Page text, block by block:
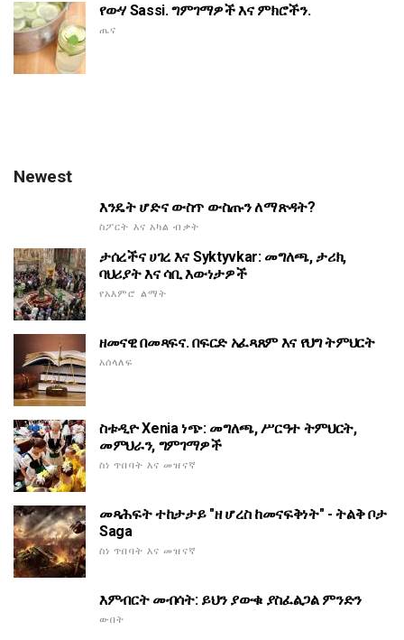
የውሃ Sassi. ግምገማዎች እና ምክሮችን.
ጤና
Newest
እንዴት ሆድና ውስጥ ውስጡን ለማጽዳት?
ስፖርት እና አካል ብቃት
ታሰረችና ሀገረ እና Syktyvkar: መግለጫ, ታሪክ,
ባህሪያት እና ሳቢ እውነታዎች
የአእምሮ ልማት
ዘመናዊ በመጻፍና. በፍርድ አፈጻጸም እና የህግ ትምህርት
አሰላለፍ
ስቱዲዮ Xenia ነጭ: መግለጫ, ሥርዓተ ትምህርት,
መምህራን, ግምገማዎች
ስነ ጥበባት እና መዝናኛ
መጻሕፍት ተከታታይ "ዘ ሆረስ ከመናፍቅነት" - ትልቅ ቦታ
Saga
ስነ ጥበባት እና መዝናኛ
እምብርት መብሳት: ይህን ያውቁ ያስፈልጋል ምንድን
ውበት